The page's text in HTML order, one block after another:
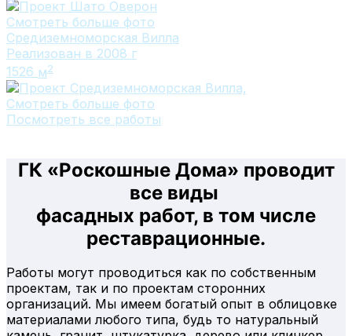
Смотреть больше фото
Средиземноморская Вилла
Реализован в 2008 г
1526 м2
Смотреть больше фото
Посмотреть все работы
ГК «Роскошные Дома» проводит
все виды
фасадных работ, в том числе
реставрационные.
Работы могут проводиться как по собственным
проектам, так и по проектам сторонних
организаций. Мы имеем богатый опыт в облицовке
материалами любого типа, будь то натуральный